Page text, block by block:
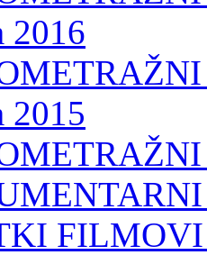
2016
2015
FILMOVI